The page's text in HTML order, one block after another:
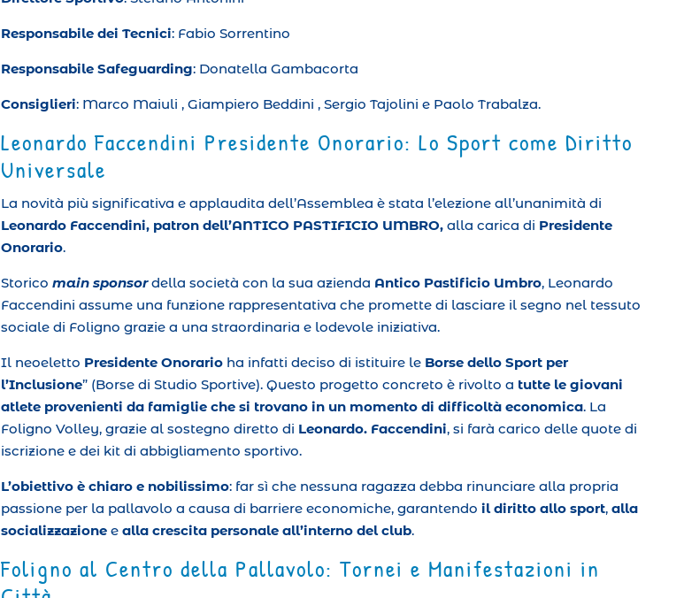
Responsabile dei Tecnici: Fabio Sorrentino
Responsabile Safeguarding: Donatella Gambacorta
Consiglieri: Marco Maiuli , Giampiero Beddini , Sergio Tajolini e Paolo Trabalza.
Leonardo Faccendini Presidente Onorario: Lo Sport come Diritto
Universale
La novità più significativa e applaudita dell’Assemblea è stata l’elezione all’unanimità di
Leonardo Faccendini, patron dell’ANTICO PASTIFICIO UMBRO,alla carica di Presidente
Onorario.
Storicomain sponsordella società con la sua azienda Antico Pastificio Umbro, Leonardo
Faccendini assume una funzione rappresentativa che promette di lasciare il segno nel tessuto
sociale di Foligno grazie a una straordinaria e lodevole iniziativa.
Il neoeletto Presidente Onorario ha infatti deciso di istituire le Borse dello Sport per
l’Inclusione” (Borse di Studio Sportive). Questo progetto concreto è rivolto a tutte le giovani
atlete provenienti da famiglie che si trovano in un momento di difficoltà economica. La
Foligno Volley, grazie al sostegno diretto di Leonardo. Faccendini, si farà carico delle quote di
iscrizione e dei kit di abbigliamento sportivo.
L’obiettivo è chiaro e nobilissimo: far sì che nessuna ragazza debba rinunciare alla propria
passione per la pallavolo a causa di barriere economiche, garantendoil diritto allo sport,alla
socializzazione ealla crescita personale all’interno del club.
Foligno al Centro della Pallavolo: Tornei e Manifestazioni in